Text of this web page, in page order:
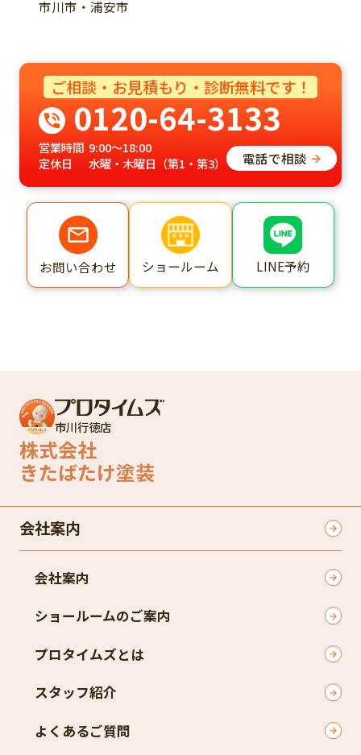
市川市・浦安市
ご相談・お見積もり・診断無料です！
0120-64-3133
営業時間 9:00～18:00
定休日
水曜・木曜日（第1・第3） 電話で相談
お問い合わせ ショールーム LINE予約
市川行徳店
株式会社
きたばたけ塗装
会社案内
会社案内
ショールームのご案内
プロタイムズとは
スタッフ紹介
よくあるご質問